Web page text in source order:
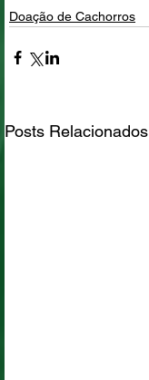
Doação de Cachorros
Posts Relacionados